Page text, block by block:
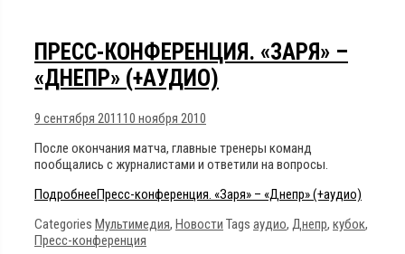
ПРЕСС-КОНФЕРЕНЦИЯ. «ЗАРЯ» –
«ДНЕПР» (+АУДИО)
9 сентября 201110 ноября 2010
После окончания матча, главные тренеры команд
пообщались с журналистами и ответили на вопросы.
ПодробнееПресс-конференция. «Заря» – «Днепр» (+аудио)
Categories Мультимедия, Новости Tags аудио, Днепр, кубок,
Пресс-конференция